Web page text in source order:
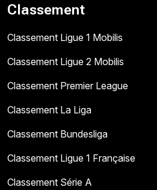
Classement
Classement Ligue 1 Mobilis
Classement Ligue 2 Mobilis
Classement Premier League
Classement La Liga
Classement Bundesliga
Classement Ligue 1 Française
Classement Série A